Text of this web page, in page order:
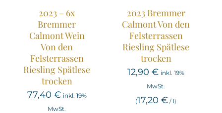
2023 – 6x
Bremmer
Calmont Wein
Von den
Felsterrassen
Riesling Spätlese
trocken
77,40 € inkl. 19%
MwSt.
2023 Bremmer
Calmont Von den
Felsterrassen
Riesling Spätlese
trocken
12,90€ inkl. 19%
MwSt.
(17,20€ / l)